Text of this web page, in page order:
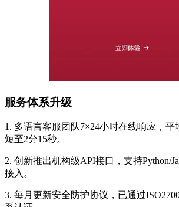
服务体系升级
1. 多语言客服团队7×24小时在线响应，
短至2分15秒。
2. 创新推出机构级API接口，支持Python/
接入。
3. 每月更新安全防护协议，已通过